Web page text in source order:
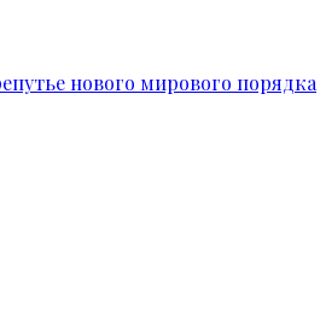
нового мирового порядка